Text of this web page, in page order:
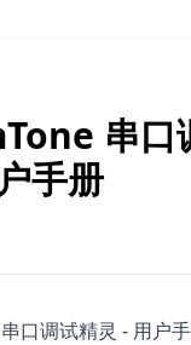
串口
手册
口调试精灵 - 用户